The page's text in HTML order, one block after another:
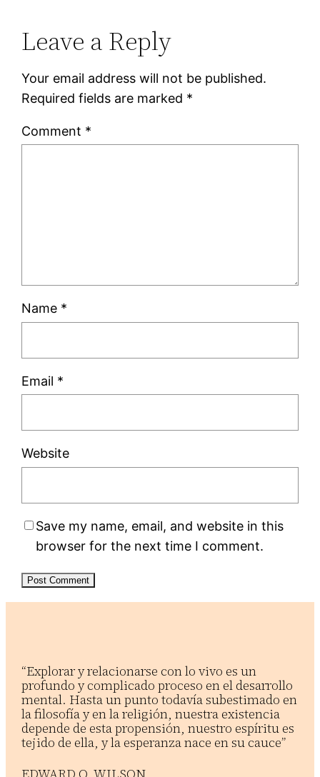
Leave a Reply
Your email address will not be published.
Required fields are marked *
Comment *
Name *
Email *
Website
Save my name, email, and website in this
browser for the next time I comment.
“Explorar y relacionarse con lo vivo es un
profundo y complicado proceso en el desarrollo
mental. Hasta un punto todavía subestimado en
la filosofía y en la religión, nuestra existencia
depende de esta propensión, nuestro espíritu es
tejido de ella, y la esperanza nace en su cauce”